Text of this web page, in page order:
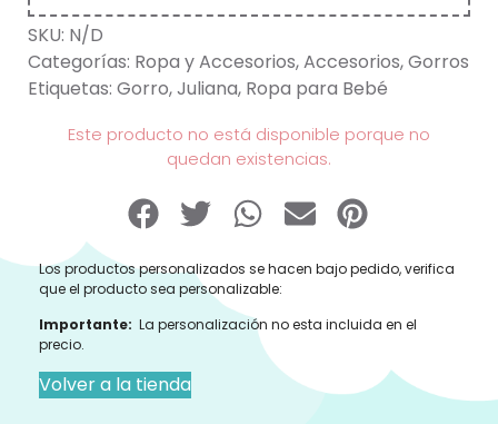
SKU: N/D
Categorías: Ropa y Accesorios,Accesorios,Gorros
Etiquetas: Gorro,Juliana, Ropa para Bebé
Este producto no está disponible porque no
quedan existencias.
Los productos personalizados se hacen bajo pedido, verifica
que el producto sea personalizable:
Importante: La personalización no esta incluida en el
precio.
Volver a la tienda